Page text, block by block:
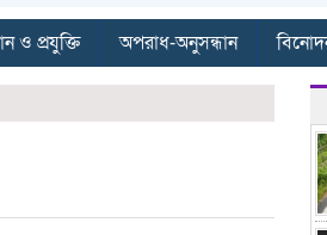
ও প্রযুক্তি অপরাধ-অনুসন্ধান